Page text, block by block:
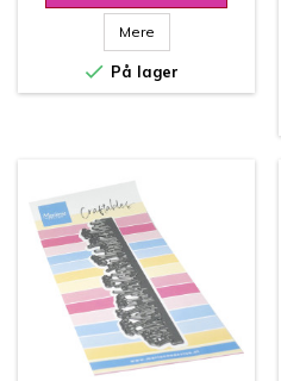
Mere
 På lager